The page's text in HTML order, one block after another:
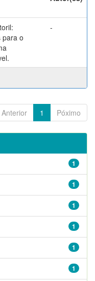
para o
-
Anterior 1 Póximo
1
1
1
1
1
1